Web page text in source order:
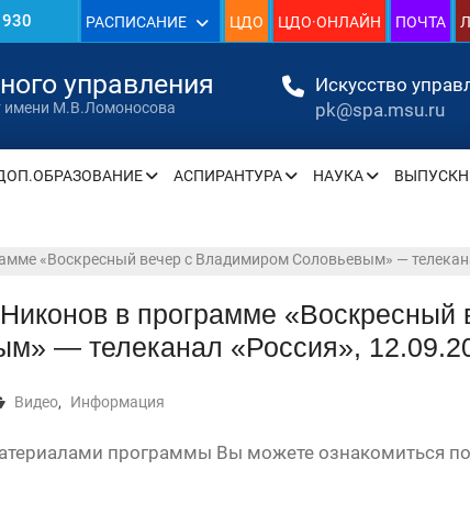
—
—
—
РАСПИСАНИЕ ЦДО ЦДО·ОНЛАЙН ПОЧТА
управления
имени М.В.Ломоносова
Искусство
pk@spa.msu.ru
АСПИРАНТУРА НАУКА
«Воскресный вечер с Владимиром Соловьевым» —
в программе
— телеканал «Россия»,
Видео, Информация
программы Вы можете ознакомиться по